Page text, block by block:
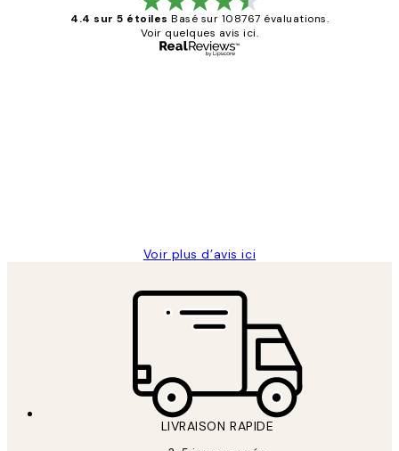
4.4 sur 5 étoiles Basé sur 108767 évaluations.
Voir quelques avis ici.
Voir plus d’avis ici
LIVRAISON RAPIDE